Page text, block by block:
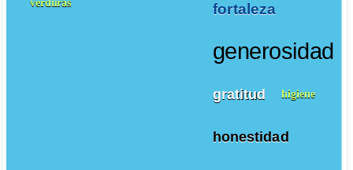
fortaleza
generosidad
gratitud higiene
honestidad
verduras